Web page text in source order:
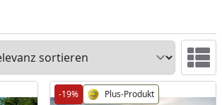
-19% Plus-Produkt